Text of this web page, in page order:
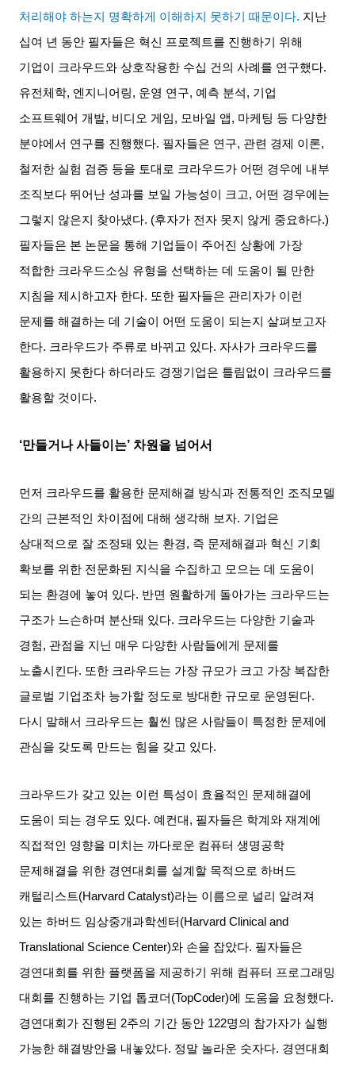
처리해야 하는지 명확하게 이해하지 못하기 때문이다. 지난
십여 년 동안 필자들은 혁신 프로젝트를 진행하기 위해
기업이 크라우드와 상호작용한 수십 건의 사례를 연구했다.
유전체학, 엔지니어링, 운영 연구,예측 분석, 기업
소프트웨어 개발, 비디오 게임, 모바일 앱, 마케팅 등 다양한
분야에서 연구를 진행했다. 필자들은 연구, 관련 경제 이론,
철저한 실험 검증 등을 토대로 크라우드가 어떤 경우에 내부
조직보다 뛰어난 성과를 보일 가능성이 크고, 어떤 경우에는
그렇지 않은지 찾아냈다. (후자가 전자 못지 않게 중요하다.)
필자들은 본 논문을 통해 기업들이 주어진 상황에 가장
적합한 크라우드소싱 유형을 선택하는 데 도움이 될 만한
지침을 제시하고자 한다. 또한 필자들은 관리자가 이런
문제를 해결하는 데 기술이 어떤 도움이 되는지 살펴보고자
한다. 크라우드가 주류로 바뀌고 있다. 자사가 크라우드를
활용하지 못한다 하더라도 경쟁기업은 틀림없이 크라우드를
활용할 것이다.
‘만들거나 사들이는’ 차원을 넘어서
먼저 크라우드를 활용한 문제해결 방식과 전통적인 조직모델
간의 근본적인 차이점에 대해 생각해 보자. 기업은
상대적으로 잘 조정돼 있는 환경, 즉 문제해결과 혁신 기회
확보를 위한 전문화된 지식을 수집하고 모으는 데 도움이
되는 환경에 놓여 있다. 반면 원활하게 돌아가는 크라우드는
구조가 느슨하며 분산돼 있다. 크라우드는 다양한 기술과
경험, 관점을 지닌 매우 다양한 사람들에게 문제를
노출시킨다. 또한 크라우드는 가장 규모가 크고 가장 복잡한
글로벌 기업조차 능가할 정도로 방대한 규모로 운영된다.
다시 말해서 크라우드는 훨씬 많은 사람들이 특정한 문제에
관심을 갖도록 만드는 힘을 갖고 있다.
크라우드가 갖고 있는 이런 특성이 효율적인 문제해결에
도움이 되는 경우도 있다.예컨대 , 필자들은 학계와 재계에
직접적인 영향을 미치는 까다로운 컴퓨터 생명공학
문제해결을 위한 경연대회를 설계할 목적으로 하버드
캐털리스트(Harvard Catalyst)라는 이름으로 널리 알려져
있는 하버드 임상중개과학센터 (Harvard Clinical and
Translational Science Center)와 손을 잡았다. 필자들은
경연대회를 위한 플랫폼을 제공하기 위해 컴퓨터 프로그래밍
대회를 진행하는 기업 톱코더 (TopCoder)에 도움을 요청했다.
경연대회가 진행된 2주의 기간 동안 122명의 참가자가 실행
가능한 해결방안을 내놓았다. 정말 놀라운 숫자다. 경연대회